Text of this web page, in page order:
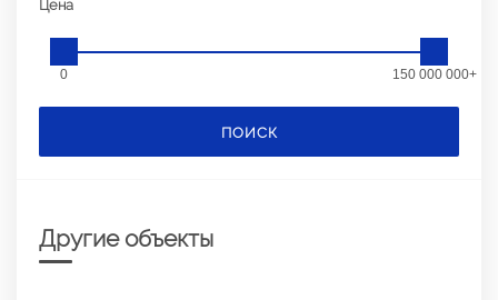
Цена
0 150 000 000+
ПОИСК
Другие объекты